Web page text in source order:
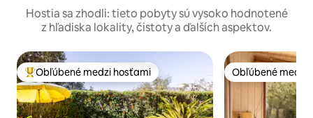
Hostia sa zhodli: tieto pobyty sú vysoko hodnotené
z hľadiska lokality, čistoty a ďalších aspektov.
Najobľúbenejšie medzi hosťami
Obľúbené medzi hosťami Obľúbené medzi
Obľúbené medzi